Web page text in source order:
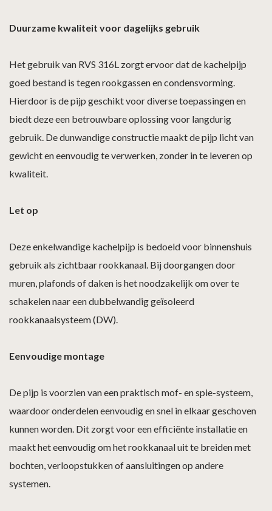
Duurzame kwaliteit voor dagelijks gebruik
Het gebruik van RVS 316L zorgt ervoor dat de kachelpijp
goed bestand is tegen rookgassen en condensvorming.
Hierdoor is de pijp geschikt voor diverse toepassingen en
biedt deze een betrouwbare oplossing voor langdurig
gebruik. De dunwandige constructie maakt de pijp licht van
gewicht en eenvoudig te verwerken, zonder in te leveren op
kwaliteit.
Let op
Deze enkelwandige kachelpijp is bedoeld voor binnenshuis
gebruik als zichtbaar rookkanaal. Bij doorgangen door
muren, plafonds of daken is het noodzakelijk om over te
schakelen naar een dubbelwandig geïsoleerd
rookkanaalsysteem (DW).
Eenvoudige montage
De pijp is voorzien van een praktisch mof- en spie-systeem,
waardoor onderdelen eenvoudig en snel in elkaar geschoven
kunnen worden. Dit zorgt voor een efficiënte installatie en
maakt het eenvoudig om het rookkanaal uit te breiden met
bochten, verloopstukken of aansluitingen op andere
systemen.